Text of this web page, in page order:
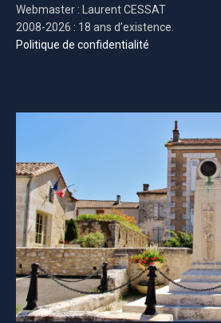
Webmaster : Laurent CESSAT
2008-2026 : 18 ans d’existence.
Politique de confidentialité